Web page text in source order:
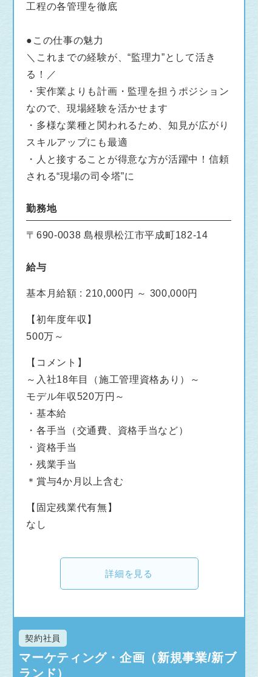
工程の各管理を徹底
●この仕事の魅力
＼これまでの経験が、“監理力”として活き
る！／
・実作業よりも計画・監理を担うポジション
なので、現場経験を活かせます
・多様な業種と関われるため、知見が広がり
スキルアップにも最適
・人と接することが得意な方が活躍中！信頼
される“現場の司令塔”に
勤務地
〒690-0038 島根県松江市平成町182-14
給与
基本月給額 : 210,000円 ～ 300,000円
【初年度年収】
500万～
【コメント】
～入社18年目（施工管理資格あり）～
モデル年収520万円～
・基本給
・各手当（交通費、資格手当など）
・資格手当
・残業手当
＊賞与4か月以上含む
【固定残業代有無】
なし
詳細を見る
契約社員
マーケティング・企画（新規事業/新ブ
ランド）